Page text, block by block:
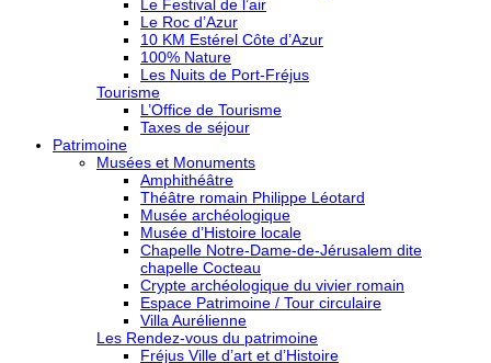
Le Festival de l’air
Le Roc d’Azur
10 KM Estérel Côte d’Azur
100% Nature
Les Nuits de Port-Fréjus
Tourisme
L’Office de Tourisme
Taxes de séjour
Patrimoine
Musées et Monuments
Amphithéâtre
Théâtre romain Philippe Léotard
Musée archéologique
Musée d’Histoire locale
Chapelle Notre-Dame-de-Jérusalem dite
chapelle Cocteau
Crypte archéologique du vivier romain
Espace Patrimoine / Tour circulaire
Villa Aurélienne
Les Rendez-vous du patrimoine
Fréjus Ville d’art et d’Histoire